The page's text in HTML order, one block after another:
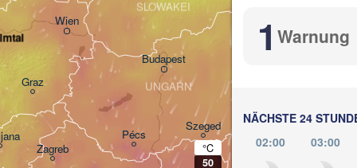
1 Warnung
NÄCHSTE 24
02:00
03:00
Wien
Budapest
Zagreb
Szeged
Pécs
Graz UNGARN
SLOWAKEI
Sibiu
°C
50